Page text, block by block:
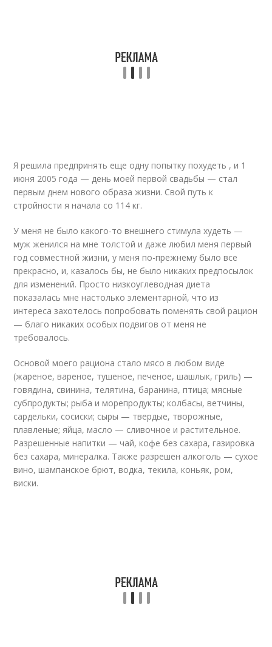
Я решила предпринять еще одну попытку похудеть , и 1
июня 2005 года — день моей первой свадьбы — стал
первым днем нового образа жизни. Свой путь к
стройности я начала со 114 кг.
У меня не было какого-то внешнего стимула худеть —
муж женился на мне толстой и даже любил меня первый
год совместной жизни, у меня по-прежнему было все
прекрасно, и, казалось бы, не было никаких предпосылок
для изменений. Просто низкоуглеводная диета
показалась мне настолько элементарной, что из
интереса захотелось попробовать поменять свой рацион
— благо никаких особых подвигов от меня не
требовалось.
Основой моего рациона стало мясо в любом виде
(жареное, вареное, тушеное, печеное, шашлык, гриль) —
говядина, свинина, телятина, баранина, птица; мясные
субпродукты; рыба и морепродукты; колбасы, ветчины,
сардельки, сосиски; сыры — твердые, творожные,
плавленые; яйца, масло — сливочное и растительное.
Разрешенные напитки — чай, кофе без сахара, газировка
без сахара, минералка. Также разрешен алкоголь — сухое
вино, шампанское брют, водка, текила, коньяк, ром,
виски.